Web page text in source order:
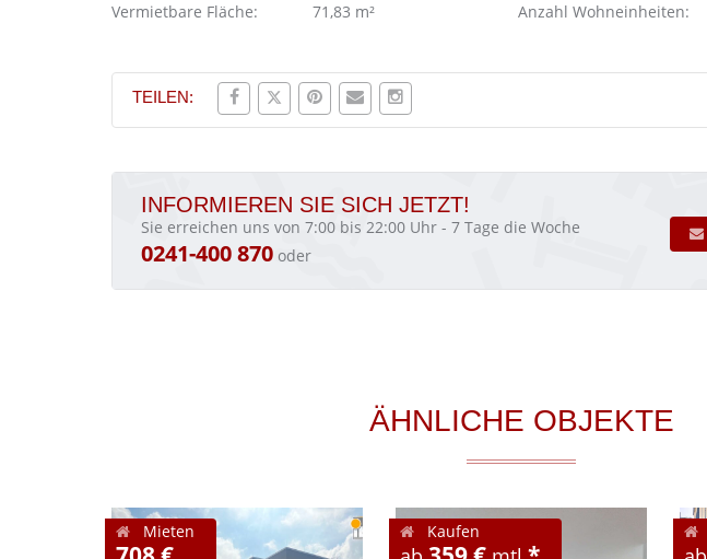
Vermietbare Fläche:
71,83 m² Anzahl Wohneinheiten:
TEILEN:
INFORMIEREN SIE SICH JETZT!
Sie erreichen uns von 7:00 bis 22:00 Uhr - 7 Tage die Woche
0241-400 870 oder
ÄHNLICHE OBJEKTE
Mieten Kaufen